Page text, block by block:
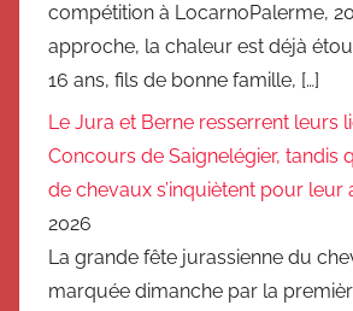
compétition à LocarnoPalerme,
approche, la chaleur est déjà
16 ans, fils de bonne famille, […]
Le Jura et Berne resserrent leurs
Concours de Saignelégier, tandis
de chevaux s’inquiètent pour leur
2026
La grande fête jurassienne du
marquée dimanche par la